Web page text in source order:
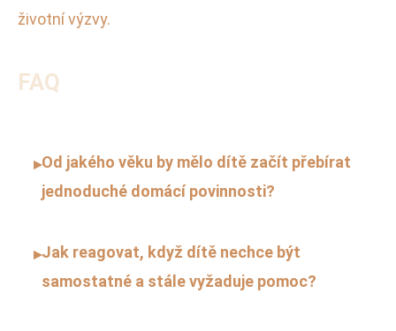
životní výzvy.
FAQ
▸Od jakého věku by mělo dítě začít přebírat
jednoduché domácí povinnosti?
▸Jak reagovat, když dítě nechce být
samostatné a stále vyžaduje pomoc?